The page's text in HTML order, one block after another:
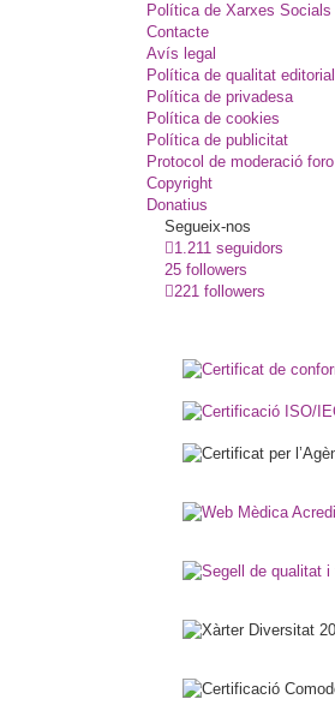
Política de Xarxes Socials
Contacte
Avís legal
Política de qualitat editorial
Política de privadesa
Política de cookies
Política de publicitat
Protocol de moderació foro
Copyright
Donatius
Segueix-nos
1.211 seguidors
25 followers
221 followers